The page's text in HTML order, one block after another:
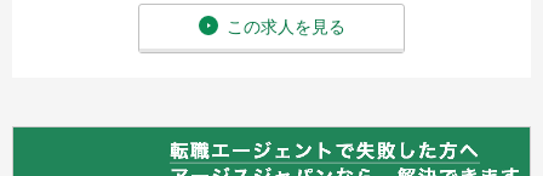
この求人を見る